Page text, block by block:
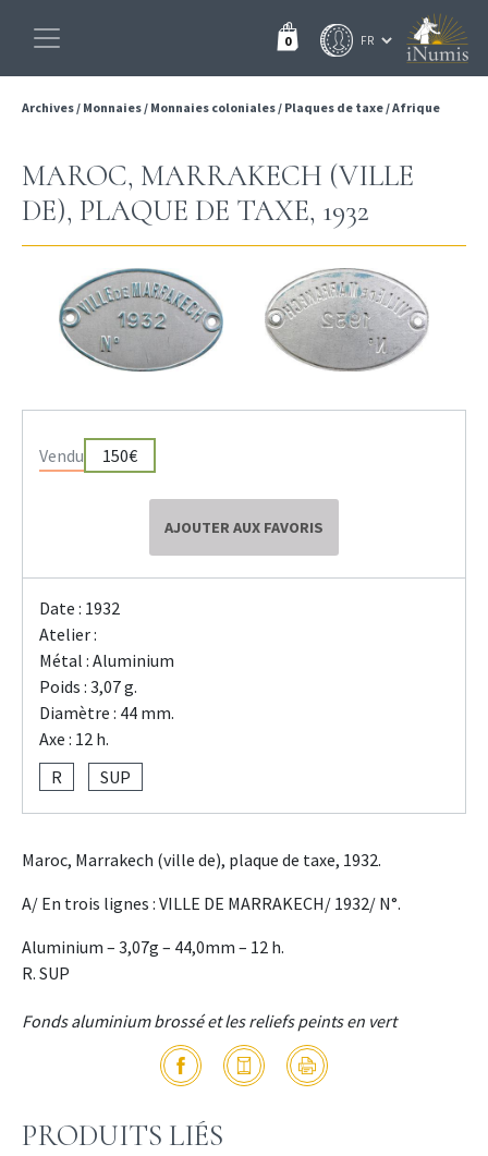
0
Archives/ Monnaies/ Monnaies coloniales/ Plaques de taxe/Afrique
MAROC, MARRAKECH (VILLE
DE), PLAQUE DE TAXE, 1932
Vendu 150€
AJOUTER AUX FAVORIS
Date : 1932
Atelier :
Métal : Aluminium
Poids : 3,07 g.
Diamètre : 44 mm.
Axe : 12 h.
R
SUP
Maroc, Marrakech (ville de), plaque de taxe, 1932.
A/ En trois lignes : VILLE DE MARRAKECH/ 1932/ N°.
Aluminium – 3,07g – 44,0mm – 12 h.
R. SUP
Fonds aluminium brossé et les reliefs peints en vert
PRODUITS LIÉS